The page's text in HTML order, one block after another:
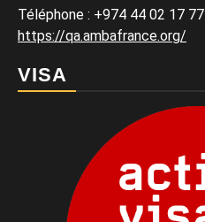
Téléphone : +974 44 02 17 77
https://qa.ambafrance.org/
VISA